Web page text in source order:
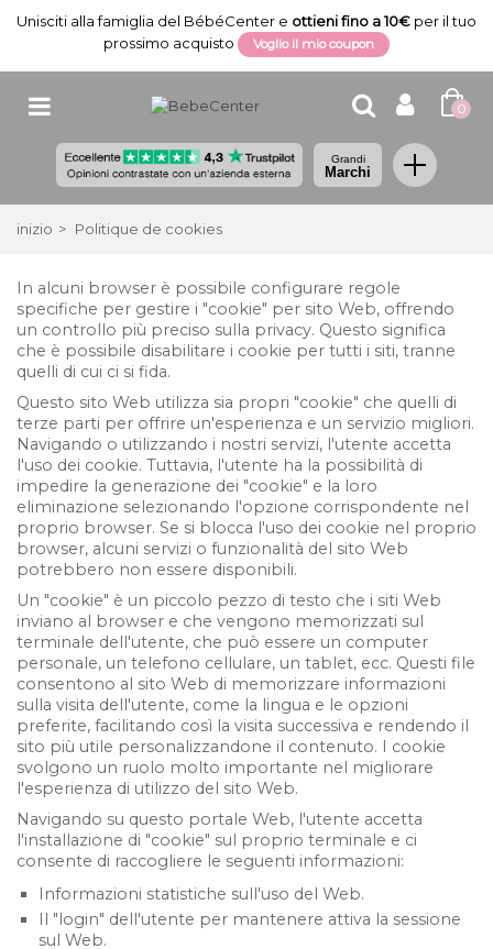
Unisciti alla famiglia del BébéCenter e ottieni fino a 10€ per il tuo
prossimo acquisto
Voglio il mio coupon
0
Grandi
Marchi
inizio > Politique de cookies
In alcuni browser è possibile configurare regole
specifiche per gestire i "cookie" per sito Web, offrendo
un controllo più preciso sulla privacy. Questo significa
che è possibile disabilitare i cookie per tutti i siti, tranne
quelli di cui ci si fida.
Questo sito Web utilizza sia propri "cookie" che quelli di
terze parti per offrire un'esperienza e un servizio migliori.
Navigando o utilizzando i nostri servizi, l'utente accetta
l'uso dei cookie. Tuttavia, l'utente ha la possibilità di
impedire la generazione dei "cookie" e la loro
eliminazione selezionando l'opzione corrispondente nel
proprio browser. Se si blocca l'uso dei cookie nel proprio
browser, alcuni servizi o funzionalità del sito Web
potrebbero non essere disponibili.
Un "cookie" è un piccolo pezzo di testo che i siti Web
inviano al browser e che vengono memorizzati sul
terminale dell'utente, che può essere un computer
personale, un telefono cellulare, un tablet, ecc. Questi file
consentono al sito Web di memorizzare informazioni
sulla visita dell'utente, come la lingua e le opzioni
preferite, facilitando così la visita successiva e rendendo il
sito più utile personalizzandone il contenuto. I cookie
svolgono un ruolo molto importante nel migliorare
l'esperienza di utilizzo del sito Web.
Navigando su questo portale Web, l'utente accetta
l'installazione di "cookie" sul proprio terminale e ci
consente di raccogliere le seguenti informazioni:
Informazioni statistiche sull'uso del Web.
Il "login" dell'utente per mantenere attiva la sessione
sul Web.